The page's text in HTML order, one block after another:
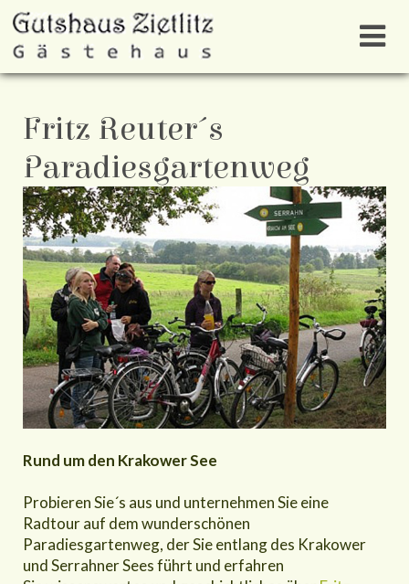
Fritz Reuter´s
Paradiesgartenweg
Rund um den Krakower See
Probieren Sie´s aus und unternehmen Sie eine
Radtour auf dem wunderschönen
Paradiesgartenweg, der Sie entlang des Krakower
und Serrahner Sees führt und erfahren